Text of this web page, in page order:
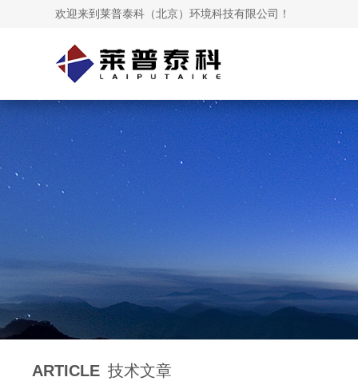
欢迎来到莱普泰科（北京）环境科技有限公司！
ARTICLE 技术文章